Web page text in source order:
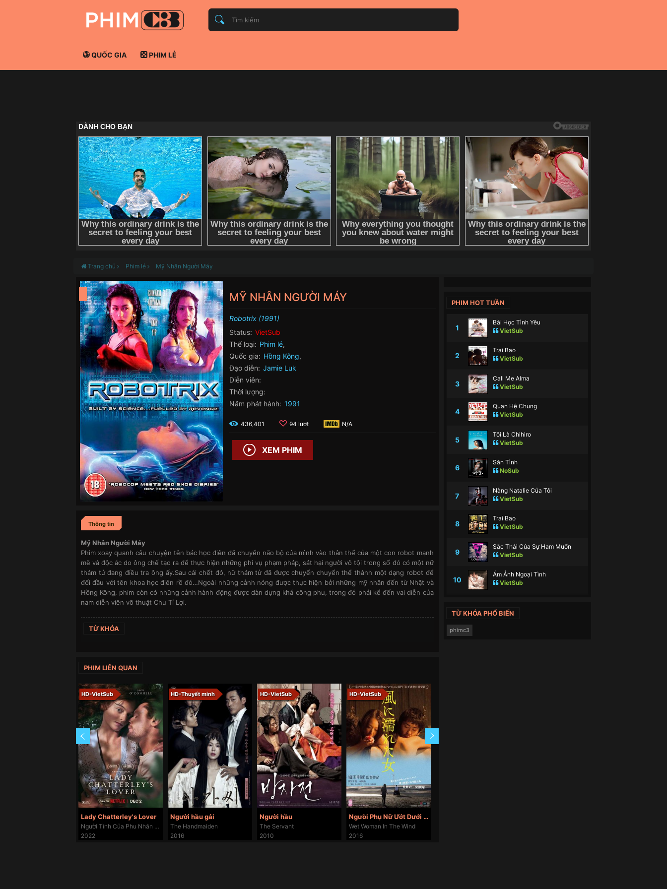
QUỐC GIA PHIM LẺ
Trang chủ Phim lẻ Mỹ Nhân Người Máy
MỸ NHÂN NGƯỜI MÁY
Robotrix (1991)
Status: VietSub
Thể loại: Phim lẻ,
Quốc gia: Hồng Kông,
Đạo diễn: Jamie Luk
Diễn viên:
Thời lượng:
Năm phát hành: 1991
436,401 94 lượt N/A
XEM PHIM
Thông tin
Mỹ Nhân Người Máy
Phim xoay quanh câu chuyện tên bác học điên đã chuyển não bộ của mình vào thân thể của một con robot mạnh
mẽ và độc ác do ông chế tạo ra để thực hiện những phi vụ phạm pháp, sát hại người vô tội trong số đó có một nữ
thám tử đang điều tra ông ấy.Sau cái chết đó, nữ thám tử đã được chuyển chuyển thể thành một dạng robot để
đối đầu với tên khoa học điên rồ đó…Ngoài những cảnh nóng được thực hiện bởi những mỹ nhân đến từ Nhật và
Hồng Kông, phim còn có những cảnh hành động được dàn dựng khá công phu, trong đó phải kể đến vai diễn của
nam diễn viên võ thuật Chu Tỉ Lợi.
TỪ KHÓA
PHIM LIÊN QUAN
HD-VietSub
Lady Chatterley's Lover
Người Tình Của Phu Nhân Chatterley
2022
HD-Thuyết minh
Người hầu gái
The Handmaiden
2016
HD-VietSub
Người hầu
The Servant
2010
HD-VietSub
Người Phụ Nữ Ướt Dưới Gió
Wet Woman In The Wind
2016
PHIM HOT TUẦN
1
Bài Học Tình Yêu
VietSub
2
Trai Bao
VietSub
3
Call Me Alma
VietSub
4
Quan Hệ Chung
VietSub
5
Tôi Là Chihiro
VietSub
6
Săn Tình
NoSub
7
Nàng Natalie Của Tôi
VietSub
8
Trai Bao
VietSub
9
Sắc Thái Của Sự Ham Muốn
VietSub
10
Ám Ảnh Ngoại Tình
VietSub
TỪ KHÓA PHỔ BIẾN
phimc3